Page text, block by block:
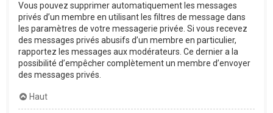
Vous pouvez supprimer automatiquement les messages
privés d’un membre en utilisant les filtres de message dans
les paramètres de votre messagerie privée. Si vous recevez
des messages privés abusifs d’un membre en particulier,
rapportez les messages aux modérateurs. Ce dernier a la
possibilité d’empêcher complètement un membre d’envoyer
des messages privés.
Haut